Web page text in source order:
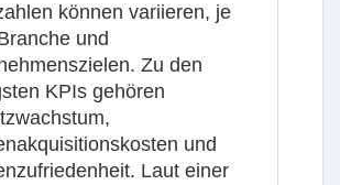
können variieren, je
und
Zu den
KPIs gehören
und
Laut einer